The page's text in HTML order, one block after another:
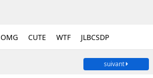
OMG CUTE WTF JLBCSDP
suivant